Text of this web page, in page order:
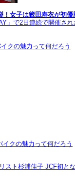
！女子は籔田寿衣が初優
」で2日連続で開催さ
クの魅力って何だろう
クの魅力って何だろう
スト杉浦佳子 JCF初と